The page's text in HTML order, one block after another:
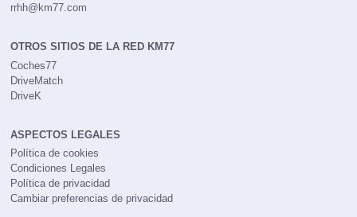
rrhh@km77.com
OTROS SITIOS DE LA RED KM77
Coches77
DriveMatch
DriveK
ASPECTOS LEGALES
Política de cookies
Condiciones Legales
Política de privacidad
Cambiar preferencias de privacidad